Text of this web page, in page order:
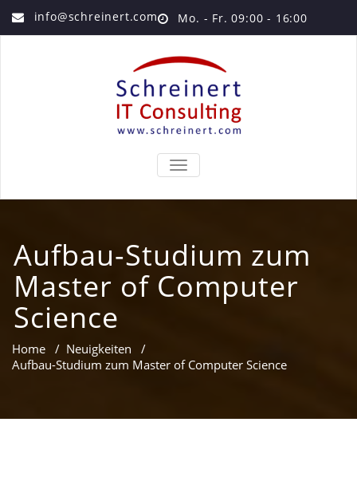
info@schreinert.com Mo. - Fr. 09:00 - 16:00
TOGGLE
Aufbau-Studium zum
Master of Computer
Science
Home / Neuigkeiten /
Aufbau-Studium zum Master of Computer Science